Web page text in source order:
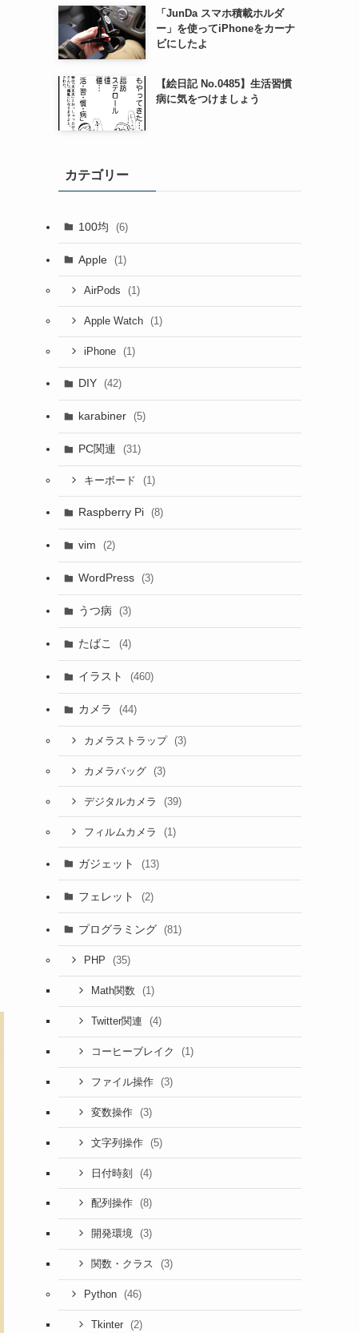
「JunDa スマホ積載ホルダ
ー」を使ってiPhoneをカーナ
ビにしたよ
【絵日記 No.0485】生活習慣
病に気をつけましょう
カテゴリー
100均 (6)
Apple (1)
AirPods (1)
Apple Watch (1)
iPhone (1)
DIY (42)
karabiner (5)
PC関連 (31)
キーボード (1)
Raspberry Pi (8)
vim (2)
WordPress (3)
うつ病 (3)
たばこ (4)
イラスト (460)
カメラ (44)
カメラストラップ (3)
カメラバッグ (3)
デジタルカメラ (39)
フィルムカメラ (1)
ガジェット (13)
フェレット (2)
プログラミング (81)
PHP (35)
Math関数 (1)
Twitter関連 (4)
コーヒーブレイク (1)
ファイル操作 (3)
変数操作 (3)
文字列操作 (5)
日付時刻 (4)
配列操作 (8)
開発環境 (3)
関数・クラス (3)
Python (46)
Tkinter (2)